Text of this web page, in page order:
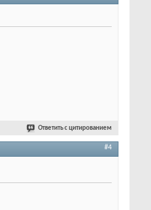
Ответить с цитированием
#4